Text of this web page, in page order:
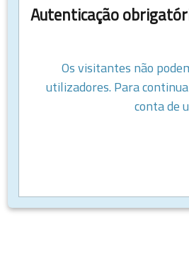
Autenticação
Os visitantes não
utilizadores. Para
conta de